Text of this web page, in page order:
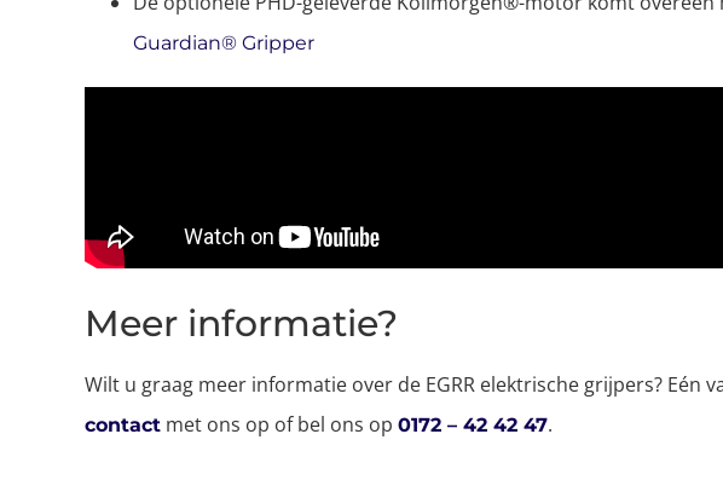
Guardian® Gripper
Meer informatie?
Wilt u graag meer informatie over de EGRR elektrische grijpers?
contact met ons op of bel ons op 0172 – 42 42 47.